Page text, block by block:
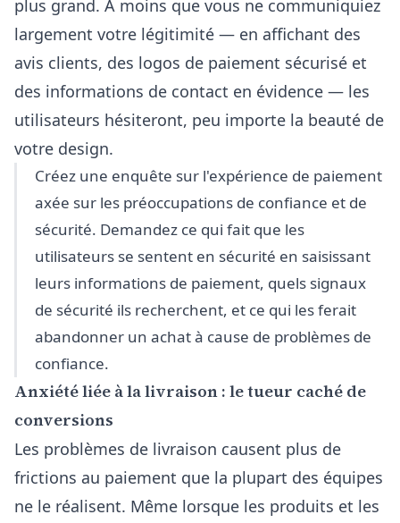
plus grand. À moins que vous ne communiquiez
largement votre légitimité — en affichant des
avis clients, des logos de paiement sécurisé et
des informations de contact en évidence — les
utilisateurs hésiteront, peu importe la beauté de
votre design.
Créez une enquête sur l'expérience de paiement
axée sur les préoccupations de confiance et de
sécurité. Demandez ce qui fait que les
utilisateurs se sentent en sécurité en saisissant
leurs informations de paiement, quels signaux
de sécurité ils recherchent, et ce qui les ferait
abandonner un achat à cause de problèmes de
confiance.
Anxiété liée à la livraison : le tueur caché de
conversions
Les problèmes de livraison causent plus de
frictions au paiement que la plupart des équipes
ne le réalisent. Même lorsque les produits et les